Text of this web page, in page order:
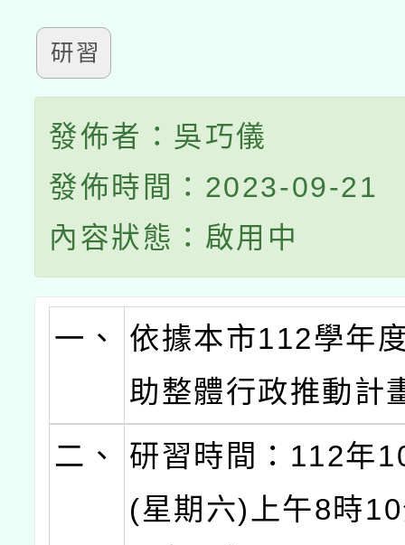
研習
發佈者：吳巧儀
發佈時間：2023-09-21
內容狀態：啟用中
一、
依據本市112學年
助整體行政推動計
二、
研習時間：112年
(星期六)上午8時